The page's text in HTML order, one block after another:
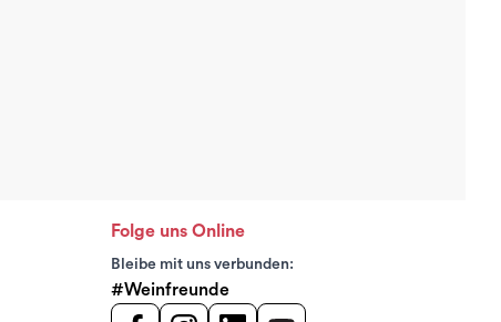
Folge uns Online
Bleibe mit uns verbunden:
#Weinfreunde